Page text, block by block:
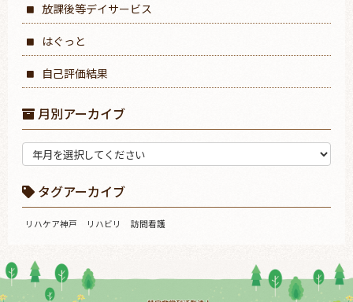
放課後等デイサービス
はぐっと
自己評価結果
月別アーカイブ
タグアーカイブ
リハケア神戸 リハビリ 訪問看護